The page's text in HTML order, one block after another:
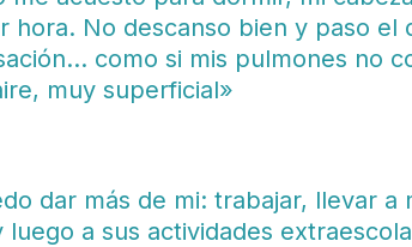
hora. No descanso bien y paso el
como si mis pulmones no
muy superficial»
dar más de mi: trabajar, llevar a
luego a sus actividades